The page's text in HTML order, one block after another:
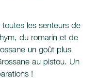
les senteurs de
du romarin et de
un goût plus
au pistou. Un
!